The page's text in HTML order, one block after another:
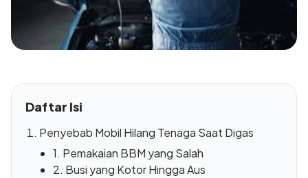
Daftar Isi
Penyebab Mobil Hilang Tenaga Saat Digas
1. Pemakaian BBM yang Salah
2. Busi yang Kotor Hingga Aus